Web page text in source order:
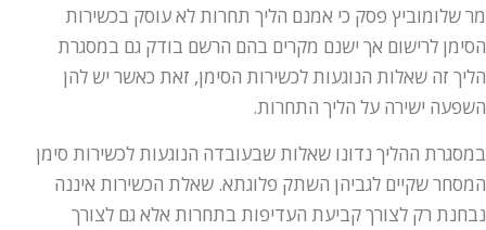
מר שלומוביץ פסק כי אמנם הליך תחרות לא עוסק בכשירות
הסימן לרישום אך ישנם מקרים בהם הרשם בודק גם במסגרת
הליך זה שאלות הנוגעות לכשירות הסימן, זאת כאשר יש להן
השפעה ישירה על הליך התחרות.
במסגרת ההליך נדונו שאלות שבעובדה הנוגעות לכשירות סימן
המסחר שקיים לגביהן השתק פלוגתא. שאלת הכשירות איננה
נבחנת רק לצורך קביעת העדיפות בתחרות אלא גם לצורך